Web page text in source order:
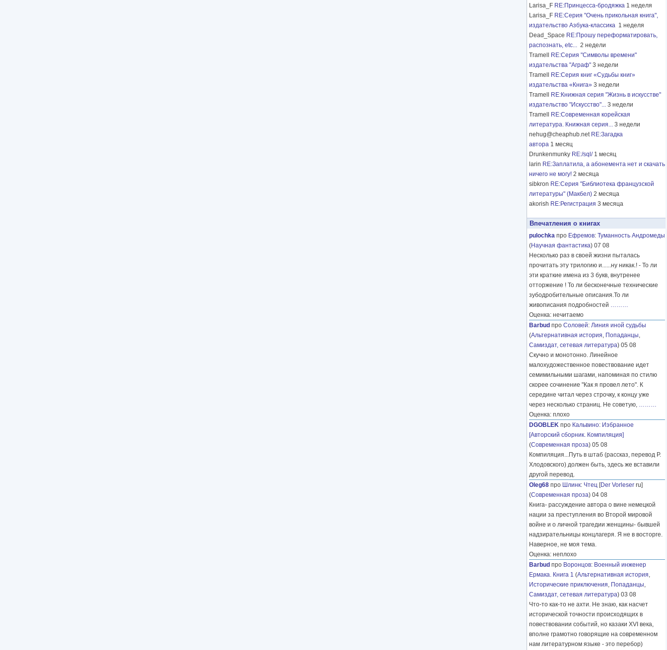
Larisa_F RE:Принцесса-бродяжка 1 неделя
Larisa_F RE:Серия "Очень прикольная книга",
издательство Азбука-классика 1 неделя
Dead_Space RE:Прошу переформатировать,
распознать, etc... 2 недели
Tramell
RE:Серия "Символы времени"
издательства "Аграф" 3 недели
Tramell
RE:Серия книг «Судьбы книг»
издательства «Книга» 3 недели
Tramell
RE:Книжная серия "Жизнь в искусстве"
издательство "Искусство"... 3 недели
Tramell
RE:Современная корейская
литература. Книжная серия... 3 недели
nehug@cheaphub.net RE:Загадка
автора 1 месяц
Drunkenmunky RE:/sql/ 1 месяц
larin RE:Заплатила, а абонемента нет и скачать
ничего не могу! 2 месяца
sibkron RE:Серия "Библиотека французской
литературы" (Макбел) 2 месяца
akorish RE:Регистрация 3 месяца
Впечатления о книгах
pulochka про Ефремов: Туманность Андромеды
(Научная фантастика) 07 08
Несколько раз в своей жизни пыталась
прочитать эту трилогию и......ну никак.! - То ли
эти краткие имена из 3 букв, внутренее
отторжение ! То ли бесконечные технические
зубодробительные описания.То ли
живописания подробностей ………
Оценка: нечитаемо
Barbud про Соловей: Линия иной судьбы
(Альтернативная история, Попаданцы,
Самиздат, сетевая литература) 05 08
Скучно и монотонно. Линейное
малохудожественное повествование идет
семимильными шагами, напоминая по стилю
скорее сочинение "Как я провел лето". К
середине читал через строчку, к концу уже
через несколько страниц. Не советую, ………
Оценка: плохо
DGOBLEK про Кальвино: Избранное
[Авторский сборник. Компиляция]
(Современная проза) 05 08
Компиляция...Путь в штаб (рассказ, перевод Р.
Хлодовского) должен быть, здесь же вставили
другой перевод.
Oleg68 про Шлинк: Чтец [Der Vorleser ru]
(Современная проза) 04 08
Книга- рассуждение автора о вине немецкой
нации за преступления во Второй мировой
войне и о личной трагедии женщины- бывшей
надзирательницы концлагеря. Я не в восторге.
Наверное, не моя тема.
Оценка: неплохо
Barbud про Воронцов: Военный инженер
Ермака. Книга 1 (Альтернативная история,
Исторические приключения, Попаданцы,
Самиздат, сетевая литература) 03 08
Что-то как-то не ахти. Не знаю, как насчет
исторической точности происходящих в
повествовании событий, но казаки XVI века,
вполне грамотно говорящие на современном
нам литературном языке - это перебор)